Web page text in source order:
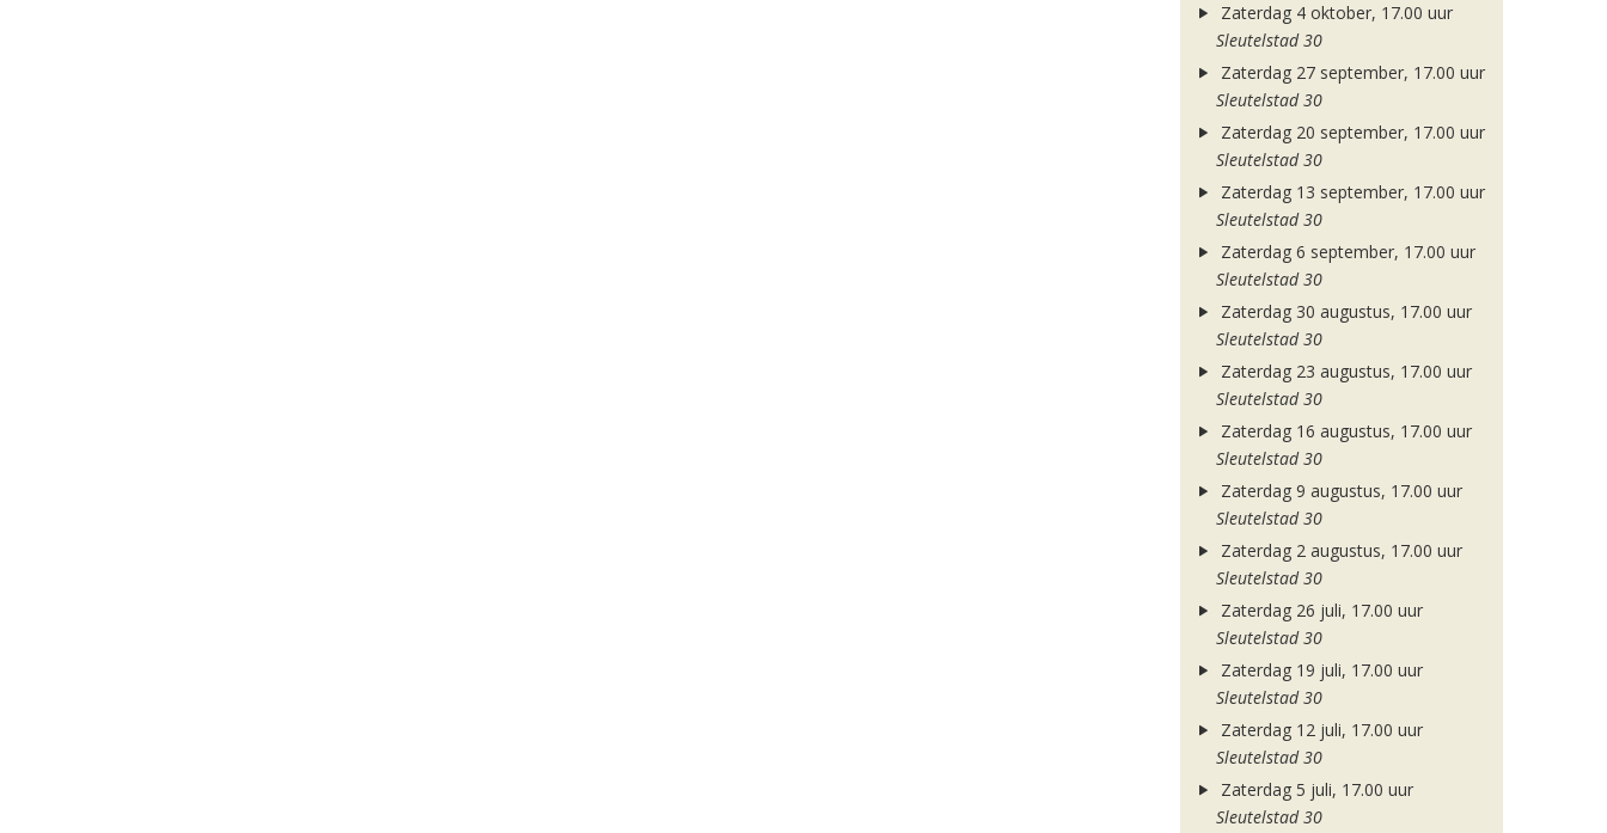
Zaterdag 4 oktober, 17.00 uur
Sleutelstad 30
Zaterdag 27 september, 17.00 uur
Sleutelstad 30
Zaterdag 20 september, 17.00 uur
Sleutelstad 30
Zaterdag 13 september, 17.00 uur
Sleutelstad 30
Zaterdag 6 september, 17.00 uur
Sleutelstad 30
Zaterdag 30 augustus, 17.00 uur
Sleutelstad 30
Zaterdag 23 augustus, 17.00 uur
Sleutelstad 30
Zaterdag 16 augustus, 17.00 uur
Sleutelstad 30
Zaterdag 9 augustus, 17.00 uur
Sleutelstad 30
Zaterdag 2 augustus, 17.00 uur
Sleutelstad 30
Zaterdag 26 juli, 17.00 uur
Sleutelstad 30
Zaterdag 19 juli, 17.00 uur
Sleutelstad 30
Zaterdag 12 juli, 17.00 uur
Sleutelstad 30
Zaterdag 5 juli, 17.00 uur
Sleutelstad 30